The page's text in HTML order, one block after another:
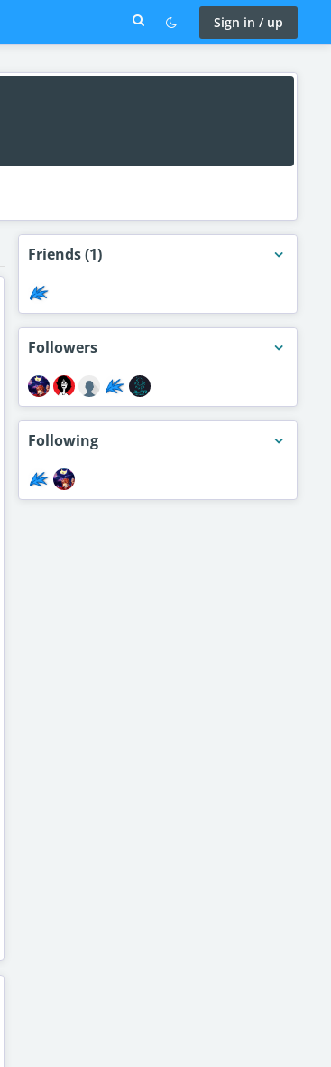
Sign in / up
Friends(1)
Followers
Following